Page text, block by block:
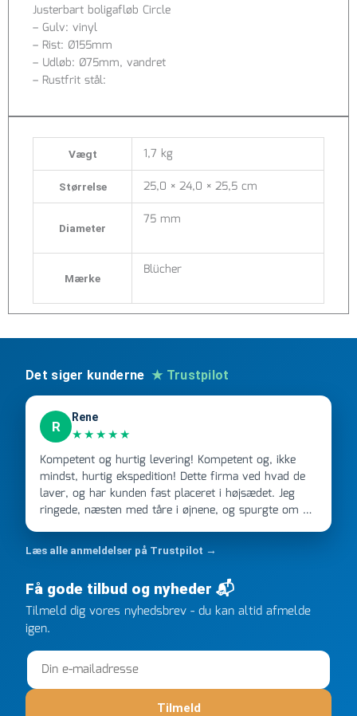
antalJusterbart boligafløb Circle
– Gulv: vinyl
– Rist: Ø155mm
– Udløb: Ø75mm, vandret
– Rustfrit stål:
Vægt 1,7 kg
Størrelse 25,0 × 24,0 × 25,5 cm
Diameter 75 mm
Mærke Blücher
Det siger kunderne ★ Trustpilot
R
Rene
★★★★★
Kompetent og hurtig levering! Kompetent og, ikke
mindst, hurtig ekspedition! Dette firma ved hvad de
laver, og har kunden fast placeret i højsædet. Jeg
ringede, næsten med tåre i øjnene, og spurgte om de
kunne levere en stor ordre, fordi Davidsen A/S ikke
kunne overholde en 2 måneder gammel aftale. Jeg
ringede onsdag kl 16, og min store ordre kom dagen
efter kl 6.45! Kan slet ikke få armene ned, og næste
gang jeg skal bruge noget, vil jeg ringe til dem
FØRST. De varmeste og venligste hilsner fra Rene
Læs alle anmeldelser på Trustpilot →
Få gode tilbud og nyheder 📬
Tilmeld dig vores nyhedsbrev - du kan altid afmelde
igen.
Tilmeld